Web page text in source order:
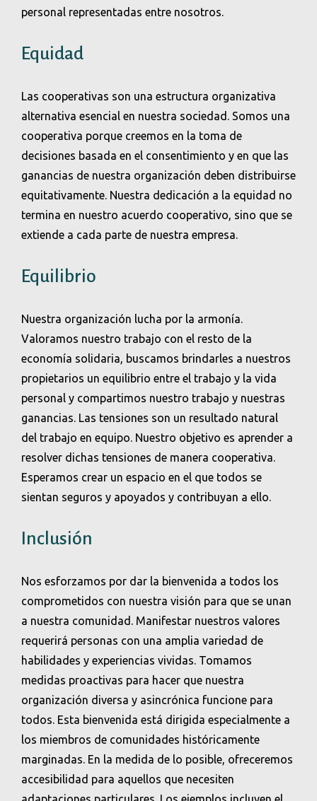
personal representadas entre nosotros.
Equidad
Las cooperativas son una estructura organizativa
alternativa esencial en nuestra sociedad. Somos una
cooperativa porque creemos en la toma de
decisiones basada en el consentimiento y en que las
ganancias de nuestra organización deben distribuirse
equitativamente. Nuestra dedicación a la equidad no
termina en nuestro acuerdo cooperativo, sino que se
extiende a cada parte de nuestra empresa.
Equilibrio
Nuestra organización lucha por la armonía.
Valoramos nuestro trabajo con el resto de la
economía solidaria, buscamos brindarles a nuestros
propietarios un equilibrio entre el trabajo y la vida
personal y compartimos nuestro trabajo y nuestras
ganancias. Las tensiones son un resultado natural
del trabajo en equipo. Nuestro objetivo es aprender a
resolver dichas tensiones de manera cooperativa.
Esperamos crear un espacio en el que todos se
sientan seguros y apoyados y contribuyan a ello.
Inclusión
Nos esforzamos por dar la bienvenida a todos los
comprometidos con nuestra visión para que se unan
a nuestra comunidad. Manifestar nuestros valores
requerirá personas con una amplia variedad de
habilidades y experiencias vividas. Tomamos
medidas proactivas para hacer que nuestra
organización diversa y asincrónica funcione para
todos. Esta bienvenida está dirigida especialmente a
los miembros de comunidades históricamente
marginadas. En la medida de lo posible, ofreceremos
accesibilidad para aquellos que necesiten